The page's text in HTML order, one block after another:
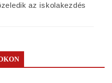
az iskolakezdés